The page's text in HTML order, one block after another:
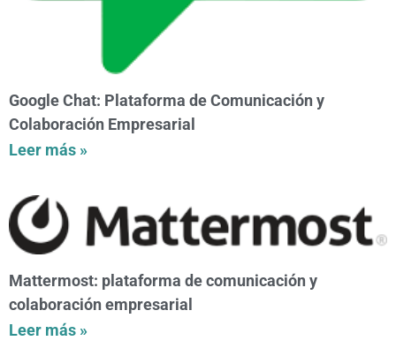
Google Chat: Plataforma de Comunicación y
Colaboración Empresarial
Leer más »
Mattermost: plataforma de comunicación y
colaboración empresarial
Leer más »